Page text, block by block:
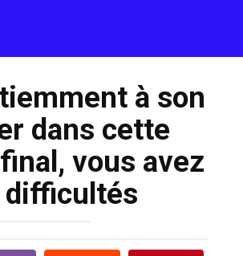
à son
dans cette
vous avez
difficultés